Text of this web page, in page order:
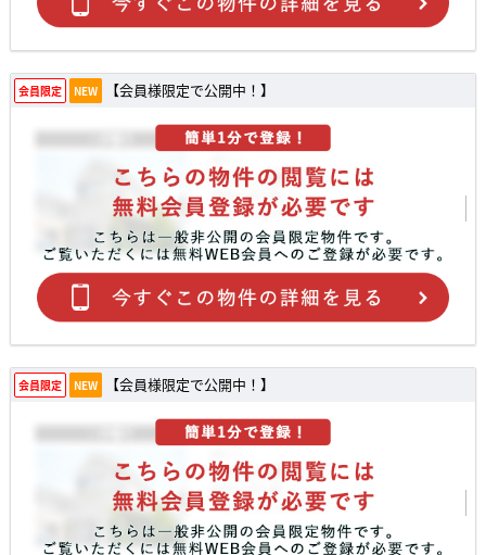
会員限定 NEW 【会員様限定で公開中！】
会員限定 NEW 【会員様限定で公開中！】